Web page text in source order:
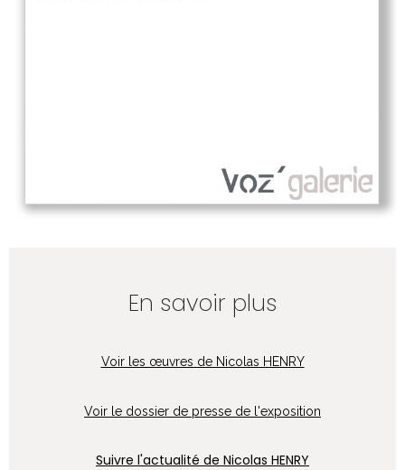
En savoir plus
Voir les œuvres de Nicolas HENRY
Voir le dossier de presse de l'exposition
Suivre l'actualité de Nicolas HENRY